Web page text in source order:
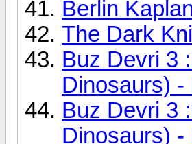
Berlin
The Dark
Buz Devri 3
Dinosaurs) -
Buz Devri 3
Dinosaurs) -